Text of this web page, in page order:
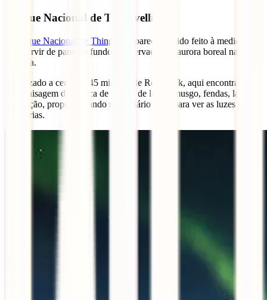
Parque Nacional de Thingvellir
Parque Nacional de Thingvellir
parece ter sido feito à medida
para servir de pano de fundo à observação da aurora boreal na
Islândia.
Localizado a cerca de 45 minutos de Reykjavík, aqui encontrarás
uma paisagem dramática de rochas de lava e musgo, fendas, lagos e
vegetação, proporcionando um cenário ideal para ver as luzes das
Valquírias.